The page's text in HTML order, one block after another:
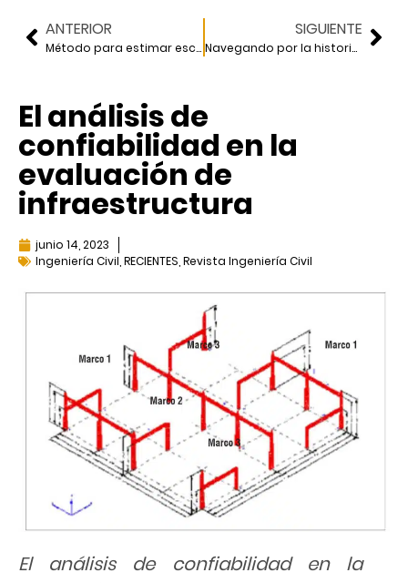
ANTERIOR
Método para estimar escenarios de inundación
SIGUIENTE
Navegando por la historia del puerto de Veracruz
El análisis de
confiabilidad en la
evaluación de
infraestructura
junio 14, 2023
Ingeniería Civil RECIENTES Revista Ingeniería Civil
El análisis de confiabilidad en la